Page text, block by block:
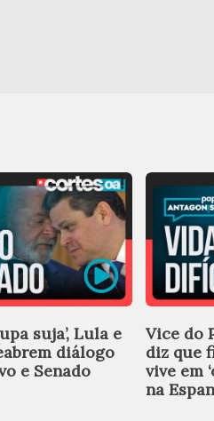
suja’, Lula e
diálogo
e Senado
Vice do
diz que
vive em
na